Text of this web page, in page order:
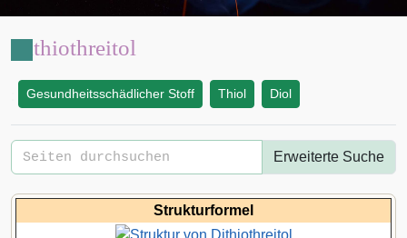
Dithiothreitol
Gesundheitsschädlicher Stoff Thiol Diol
Erweiterte Suche
Strukturformel